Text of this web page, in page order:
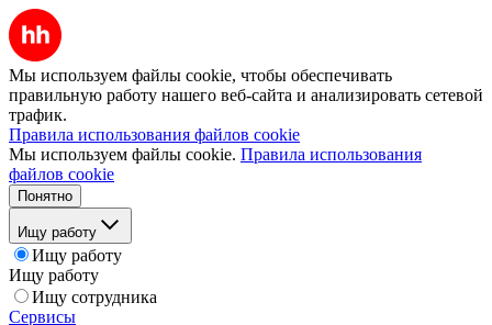
Мы используем файлы cookie, чтобы обеспечивать
правильную работу нашего веб-сайта и анализировать сетевой
трафик.
Правила использования файлов cookie
Мы используем файлы cookie. Правила использования
файлов cookie
Понятно
Ищу работу
Ищу работу
Ищу работу
Ищу сотрудника
Сервисы